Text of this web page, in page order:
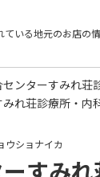
ている地元のお店の
ンターすみれ荘
れ荘診療所・内
ウショナイカ
すみ